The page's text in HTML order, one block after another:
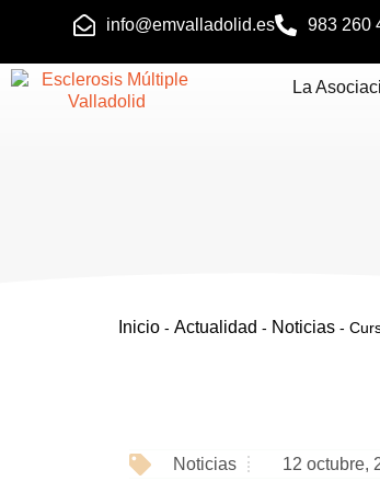
info@emvalladolid.es 983 260
La
Inicio- Actualidad - Noticias-
Noticias 12 octubre,